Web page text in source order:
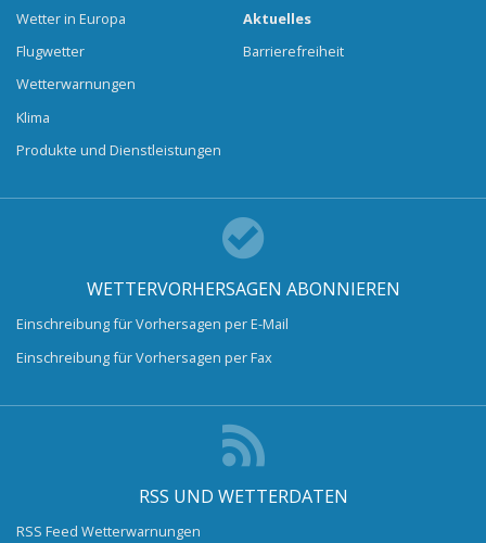
Wetter in Europa
Flugwetter
Wetterwarnungen
Klima
Produkte und Dienstleistungen
Aktuelles
Barrierefreiheit
WETTERVORHERSAGEN ABONNIEREN
Einschreibung für Vorhersagen per E-Mail
Einschreibung für Vorhersagen per Fax
RSS UND WETTERDATEN
RSS Feed Wetterwarnungen